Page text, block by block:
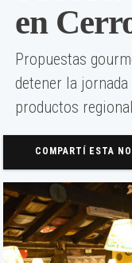
en
Propuestas
detener la
productos
COMPARTÍ ESTA